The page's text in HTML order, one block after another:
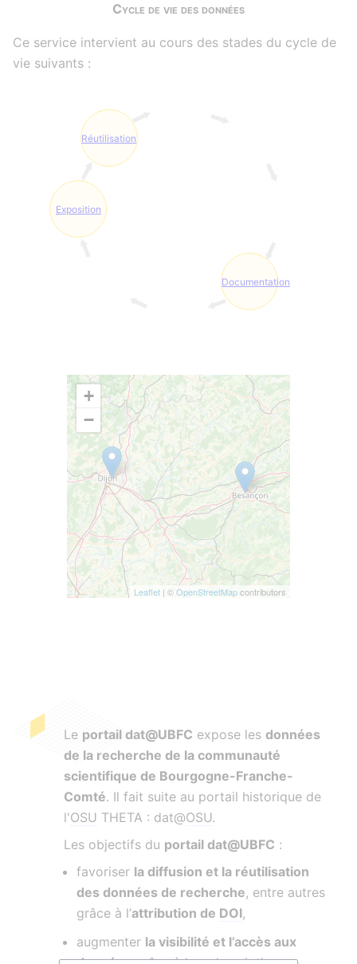
Cycle de vie des données
Ce service intervient au cours des stades du cycle de
vie suivants :
Documentation
Exposition
Réutilisation
+
−
Leaflet | ©OpenStreetMapcontributors
Le portail dat@UBFC expose les données
de la recherche de la communauté
scientifique de Bourgogne-Franche-
Comté. Il fait suite au portail historique de
l'OSU THETA : dat@OSU.
Les objectifs du portail dat@UBFC :
favoriser la diffusion et la réutilisation
des données de recherche, entre autres
grâce à l’attribution de DOI,
augmenter la visibilité et l’accès aux